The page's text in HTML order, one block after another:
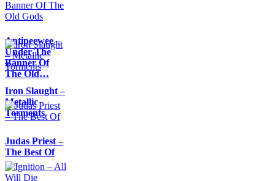
Antipeewee –
Under The
Banner Of
The Old…
Iron Slaught –
Metallic
Torments
Judas Priest –
The Best Of